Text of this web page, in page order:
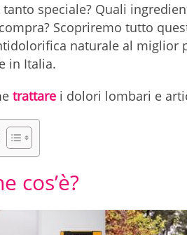
speciale? Quali
Scopriremo tutto
naturale al miglior
in Italia.
trattare i dolori lombari e
cos’è?